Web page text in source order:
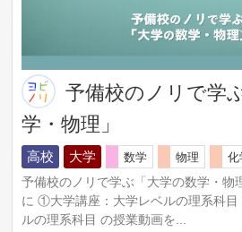
予備校のノリで学
学・物理」
高校 大学 数学 物理 化
予備校のノリで学ぶ「大学の数学・物
に ①大学講座：大学レベルの理系科
ルの理系科目 の授業動画を...